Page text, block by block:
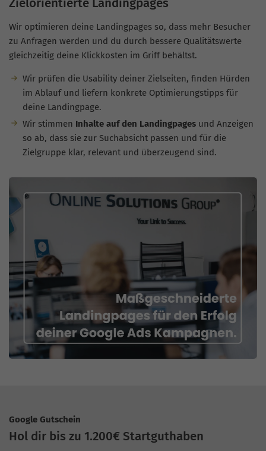
Zielorientierte Landingpages
Wir optimieren deine Landingpages so, dass mehr Besucher
zu Anfragen werden und du durch bessere Qualitätswerte
gleichzeitig deine Klickkosten im Griff behältst.
Wir prüfen die Usability deiner Zielseiten, finden Hürden
im Ablauf und liefern konkrete Optimierungstipps für
deine Landingpage.
Wir stimmen Inhalte auf den Landingpagesund Anzeigen
so ab, dass sie zur Suchabsicht passen und für die
Zielgruppe klar, relevant und überzeugend sind.
Google Gutschein
Hol dir bis zu 1.200€ Startguthaben